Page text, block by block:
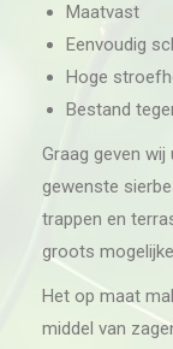
Maatvast
Eenvoudig
Hoge
Bestand
Graag geven
gewenste
trappen en
groots
Het op maat
middel van